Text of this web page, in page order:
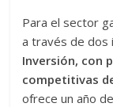
Para el sector
a través de dos
Inversión, con
competitivas
ofrece un año